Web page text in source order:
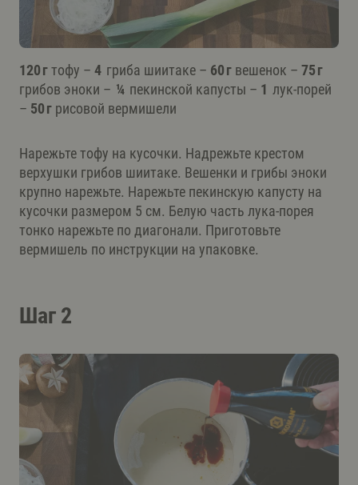
120 гтофу – 4 гриба шиитаке – 60 г вешенок – 75 г
грибов эноки – ¼ пекинской капусты – 1 лук-порей
– 50 г рисовой вермишели
Нарежьте тофу на кусочки. Надрежьте крестом
верхушки грибов шиитаке. Вешенки и грибы эноки
крупно нарежьте. Нарежьте пекинскую капусту на
кусочки размером 5 см. Белую часть лука-порея
тонко нарежьте по диагонали. Приготовьте
вермишель по инструкции на упаковке.
Шаг 2